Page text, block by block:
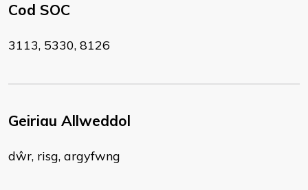
Cod SOC
3113, 5330, 8126
Geiriau Allweddol
dŵr, risg, argyfwng